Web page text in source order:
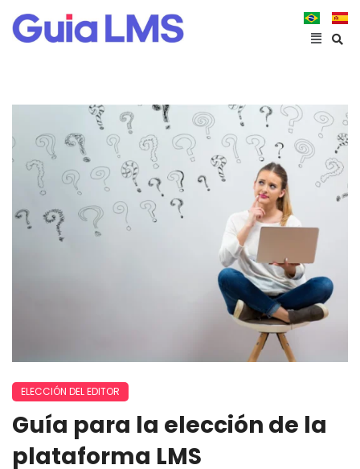
ELECCIÓN DEL EDITOR
Guía para la elección de la
plataforma LMS